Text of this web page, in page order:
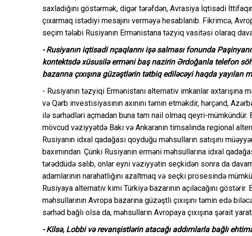
saxladığını göstərmək, digər tərəfdən, Avrasiya İqtisadi
çıxarmaq istədiyi mesajını verməyə hesablanıb. Fikrimcə,
seçim tələbi Rusiyanın Ermənistana təzyiq vasitəsi olaraq
- Rusiyanın iqtisadi rıçaqlarını işə salması fonunda
kontektsdə xüsusilə erməni baş nazirin Ərdoğanla telefon
bazarına çıxışına güzəştlərin tətbiq ediləcəyi haqda yayılan
- Rusiyanın təzyiqi Ermənistanı alternativ imkanlar axtarışına
və Qərb investisiyasının axınını təmin etməkdir, hərçənd,
ilə sərhədləri açmadan buna tam nail olmaq qeyri-mümkündür.
mövcud vəziyyətdə Bakı və Ankaranın timsalında regional
Rusiyanın idxal qadağası qoyduğu məhsulların satışını
baxımından. Çünki Rusiyanın erməni məhsullarına idxal
tərəddüdə salıb, onlar eyni vəziyyətin seçkidən sonra da
adamlarının narahatlığını azaltmaq və seçki prosesində
Rusiyaya alternativ kimi Türkiyə bazarının açılacağını
məhsullarının Avropa bazarına güzəştli çıxışını təmin edə
sərhəd bağlı olsa da, məhsulların Avropaya çıxışına şərait
- Kilsə, Lobbi və revanşistlərin atacağı addımlarla bağlı